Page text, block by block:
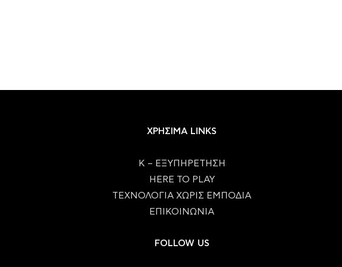
ΧΡΗΣΙΜΑ LINKS
Κ – ΕΞΥΠΗΡΕΤΗΣΗ
HERE TO PLAY
ΤΕΧΝΟΛΟΓΙΑ ΧΩΡΙΣ ΕΜΠΟΔΙΑ
ΕΠΙΚΟΙΝΩΝΙΑ
FOLLOW US